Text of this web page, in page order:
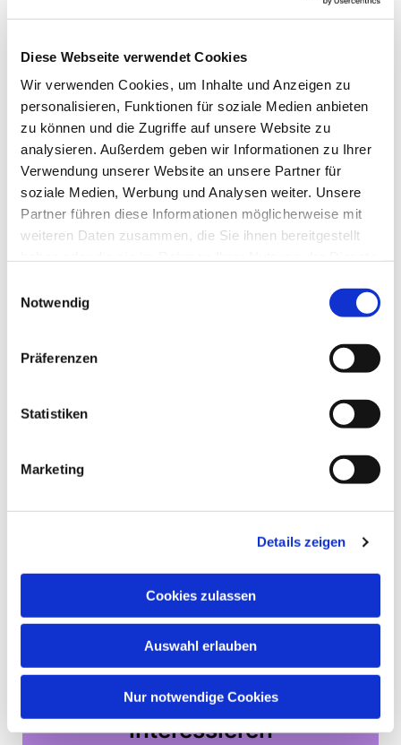
Diese Webseite verwendet Cookies
Wir verwenden Cookies, um Inhalte und Anzeigen zu
personalisieren, Funktionen für soziale Medien anbieten
zu können und die Zugriffe auf unsere Website zu
analysieren. Außerdem geben wir Informationen zu Ihrer
Verwendung unserer Website an unsere Partner für
soziale Medien, Werbung und Analysen weiter. Unsere
Partner führen diese Informationen möglicherweise mit
weiteren Daten zusammen, die Sie ihnen bereitgestellt
Notwendig
Präferenzen
Statistiken
Marketing
Details zeigen
Cookies zulassen
Auswahl erlauben
Nur notwendige Cookies
in der Christuskirche Bismarkstraße. 16 in
Detmold.
Wenn du Fragen oder Anregungen hast, hat ein
offenes Ohr für dich:
Mario Planken Mail: mario.planken@gmx.de
Tel.: 01758166068
Dies könnte Sie auch
interessieren